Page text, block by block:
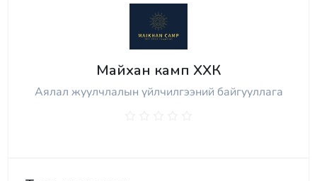
Майхан камп ХХК
Аялал жуулчлалын үйлчилгээний байгууллага